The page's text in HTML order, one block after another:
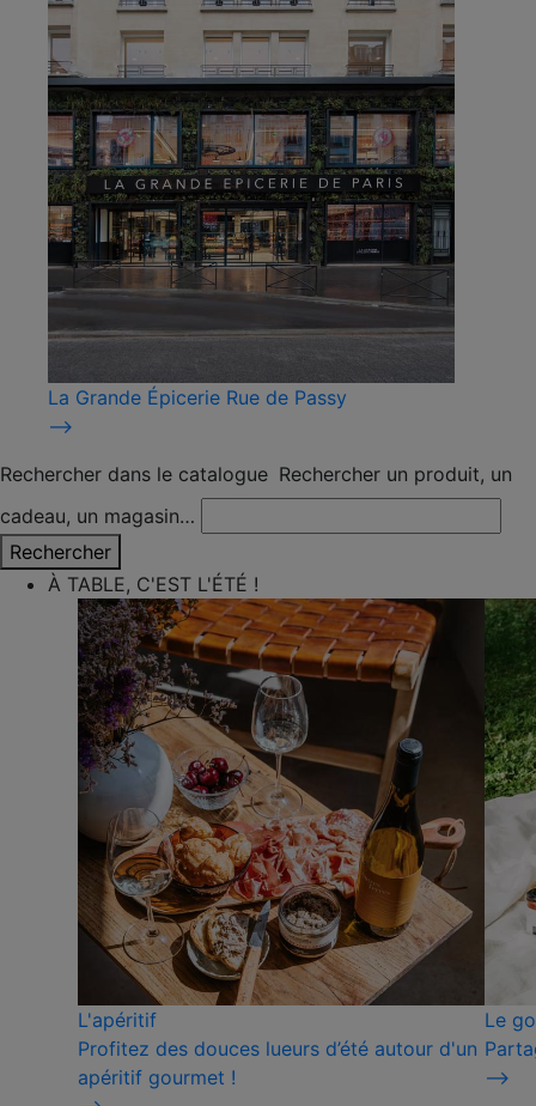
La Grande Épicerie Rue de Passy
⟶
Rechercher dans le catalogue Rechercher un produit, un
cadeau, un magasin…
Rechercher
À TABLE, C'EST L'ÉTÉ !
L'apéritif
Profitez des douces lueurs d’été autour d'un
apéritif gourmet !
Le
⟶